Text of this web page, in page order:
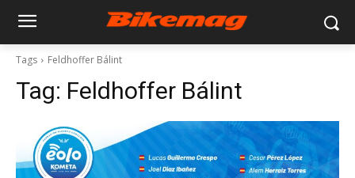
Tags Feldhoffer Bálint
Tag: Feldhoffer Bálint